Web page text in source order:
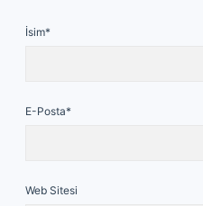
İsim*
E-Posta*
Web Sitesi